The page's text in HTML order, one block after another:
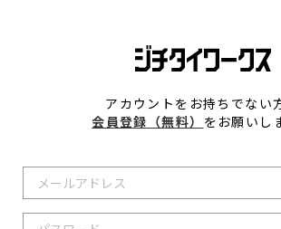
アカウントをお持ちでない
会員登録（無料） をお願いし